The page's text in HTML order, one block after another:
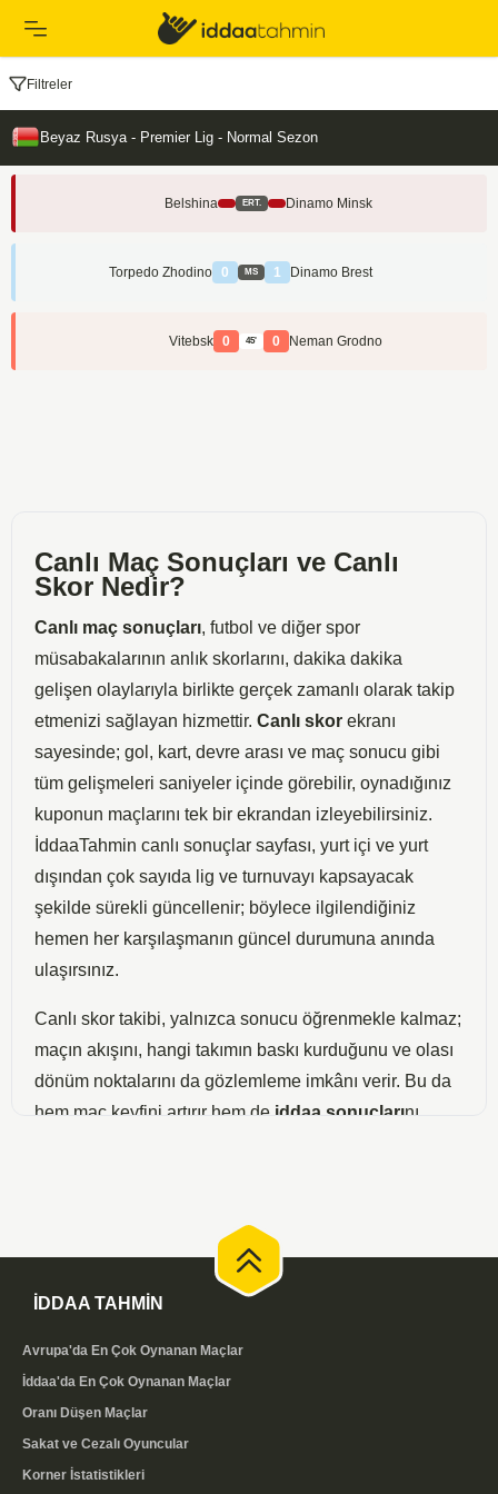
Filtreler
Beyaz Rusya - Premier Lig - Normal Sezon
ERT.
Belshina Dinamo Minsk
MS
Torpedo Zhodino 0 1 Dinamo Brest
45'
Vitebsk 0 0 Neman Grodno
Canlı Maç Sonuçları ve Canlı
Skor Nedir?
Canlı maç sonuçları, futbol ve diğer spor
müsabakalarının anlık skorlarını, dakika dakika
gelişen olaylarıyla birlikte gerçek zamanlı olarak takip
etmenizi sağlayan hizmettir. Canlı skor ekranı
sayesinde; gol, kart, devre arası ve maç sonucu gibi
tüm gelişmeleri saniyeler içinde görebilir, oynadığınız
kuponun maçlarını tek bir ekrandan izleyebilirsiniz.
İddaaTahmin canlı sonuçlar sayfası, yurt içi ve yurt
dışından çok sayıda lig ve turnuvayı kapsayacak
şekilde sürekli güncellenir; böylece ilgilendiğiniz
hemen her karşılaşmanın güncel durumuna anında
ulaşırsınız.
Canlı skor takibi, yalnızca sonucu öğrenmekle kalmaz;
maçın akışını, hangi takımın baskı kurduğunu ve olası
dönüm noktalarını da gözlemleme imkânı verir. Bu da
hem maç keyfini artırır hem de iddaa sonuçlarını
mobil cihazlarda akıcı bir takip deneyimi sağlar.
Bu skorları kendi sitenizde de yayınlamak isterseniz,
Kodu kopyalayıp sitenize yapıştırmanız yeterlidir;
skorlar bizim tarafımızda güncellendiği için ayrıca bir
işlem yapmanız gerekmez.
Canlı Skor Takibinin Avantajları
İDDAA TAHMİN
Avrupa'da En Çok Oynanan Maçlar
İddaa'da En Çok Oynanan Maçlar
Oranı Düşen Maçlar
Sakat ve Cezalı Oyuncular
Korner İstatistikleri